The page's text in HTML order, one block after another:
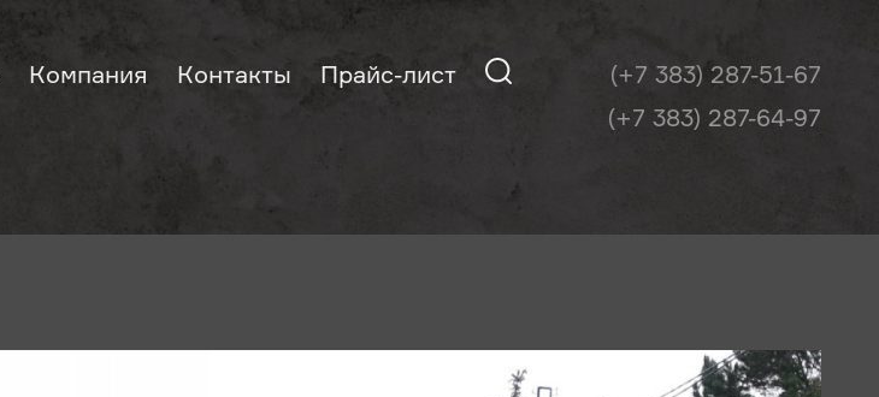
Компания Контакты Прайс-лист
(+7 383) 287-51-67
(+7 383) 287-64-97